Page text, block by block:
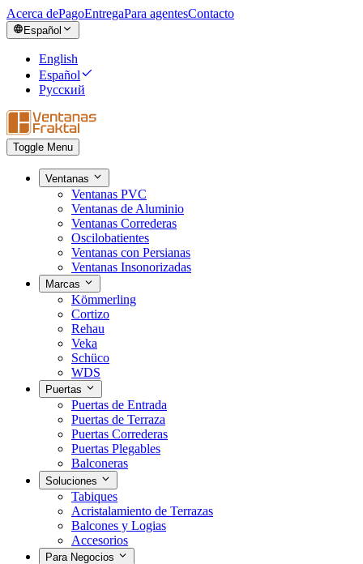
Acerca dePagoEntregaPara agentesContacto
Español
English
Español
Русский
Toggle Menu
Ventanas
Ventanas PVC
Ventanas de Aluminio
Ventanas Correderas
Oscilobatientes
Ventanas con Persianas
Ventanas Insonorizadas
Marcas
Kömmerling
Cortizo
Rehau
Veka
Schüco
WDS
Puertas
Puertas de Entrada
Puertas de Terraza
Puertas Correderas
Puertas Plegables
Balconeras
Soluciones
Tabiques
Acristalamiento de Terrazas
Balcones y Logias
Accesorios
Para Negocios